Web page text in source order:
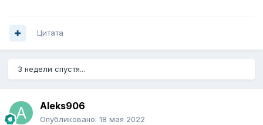
Цитата
3 недели спустя...
Aleks906
Опубликовано: 18 мая 2022